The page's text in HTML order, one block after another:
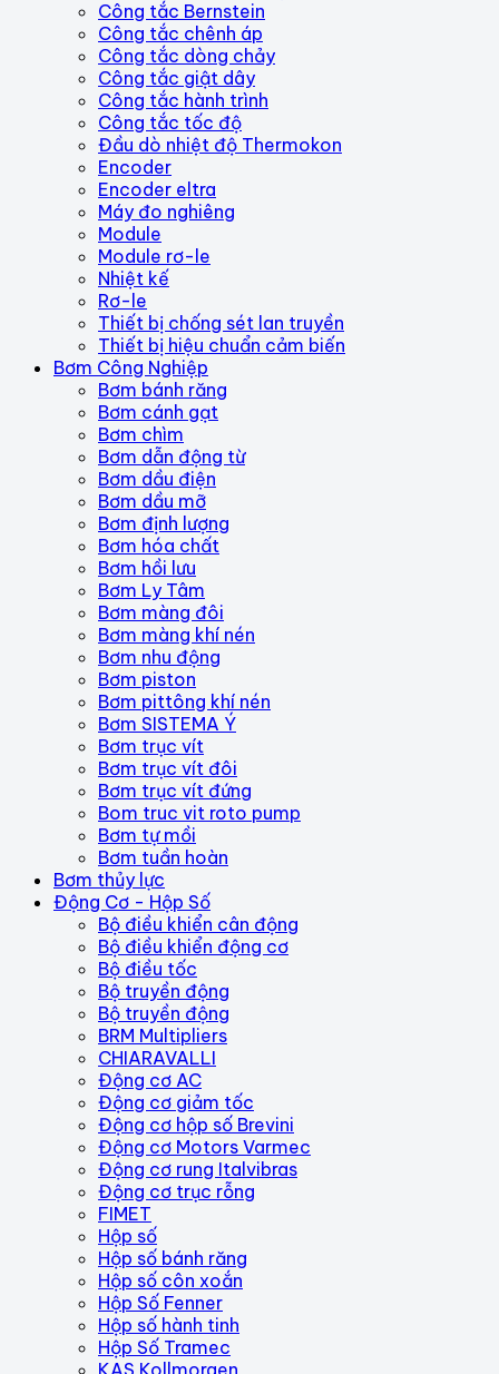
Công tắc Bernstein
Công tắc chênh áp
Công tắc dòng chảy
Công tắc giật dây
Công tắc hành trình
Công tắc tốc độ
Đầu dò nhiệt độ Thermokon
Encoder
Encoder eltra
Máy đo nghiêng
Module
Module rơ-le
Nhiệt kế
Rơ-le
Thiết bị chống sét lan truyền
Thiết bị hiệu chuẩn cảm biến
Bơm Công Nghiệp
Bơm bánh răng
Bơm cánh gạt
Bơm chìm
Bơm dẫn động từ
Bơm dầu điện
Bơm dầu mỡ
Bơm định lượng
Bơm hóa chất
Bơm hồi lưu
Bơm Ly Tâm
Bơm màng đôi
Bơm màng khí nén
Bơm nhu động
Bơm piston
Bơm pittông khí nén
Bơm SISTEMA Ý
Bơm trục vít
Bơm trục vít đôi
Bơm trục vít đứng
Bom truc vit roto pump
Bơm tự mồi
Bơm tuần hoàn
Bơm thủy lực
Động Cơ - Hộp Số
Bộ điều khiển cân động
Bộ điều khiển động cơ
Bộ điều tốc
Bộ truyền động
Bộ truyền động
BRM Multipliers
CHIARAVALLI
Động cơ AC
Động cơ giảm tốc
Động cơ hộp số Brevini
Động cơ Motors Varmec
Động cơ rung Italvibras
Động cơ trục rỗng
FIMET
Hộp số
Hộp số bánh răng
Hộp số côn xoắn
Hộp Số Fenner
Hộp số hành tinh
Hộp Số Tramec
KAS Kollmorgen